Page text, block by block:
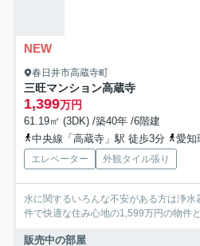
NEW
春日井市高蔵寺町
三旺マンション高蔵寺
1,399万円
61.19㎡ (3DK) /築40年 /6階建
中央線「高蔵寺」駅 徒歩3分
愛知
エレベーター 外観タイル張り
水に関するいろんな不安がある方は浄
件で快適な住み心地の1,599万円の物件
販売中の部屋